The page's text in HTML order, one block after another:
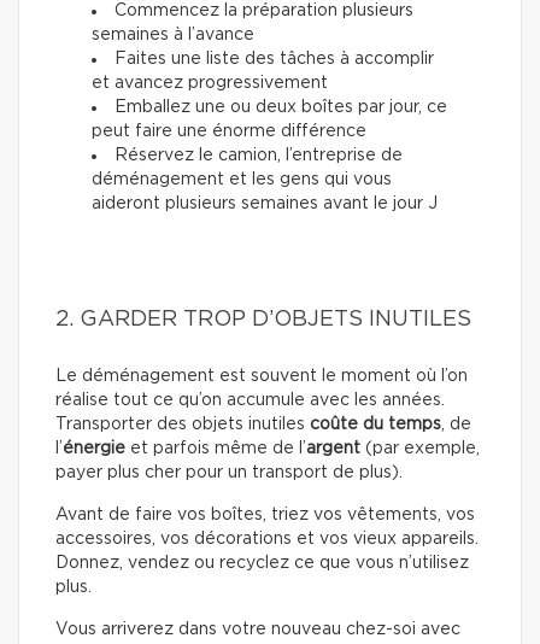
Commencez la préparation plusieurs
semaines à l’avance
Faites une liste des tâches à accomplir
et avancez progressivement
Emballez une ou deux boîtes par jour, ce
peut faire une énorme différence
Réservez le camion, l’entreprise de
déménagement et les gens qui vous
aideront plusieurs semaines avant le jour J
2. GARDER TROP D’OBJETS INUTILES
Le déménagement est souvent le moment où l’on
réalise tout ce qu’on accumule avec les années.
Transporter des objets inutiles coûte du temps, de
l’énergie et parfois même de l’argent (par exemple,
payer plus cher pour un transport de plus).
Avant de faire vos boîtes, triez vos vêtements, vos
accessoires, vos décorations et vos vieux appareils.
Donnez, vendez ou recyclez ce que vous n’utilisez
plus.
Vous arriverez dans votre nouveau chez-soi avec